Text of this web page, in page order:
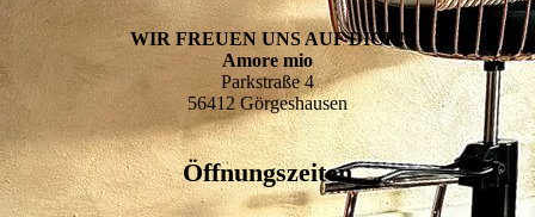
WIR FREUEN UNS AUF DICH!
Amore mio
Parkstraße 4
56412 Görgeshausen
Öffnungszeiten